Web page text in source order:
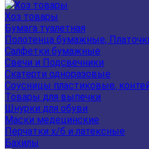
Хоз товары
Бумага туалетная
Полотенца бумажные,
Салфетки бумажные
Свечи и Подсвечники
Скатерти одноразовые
Соусницы пластиковые,
Товары для выпечки
Шнурки для обуви
Маски медецинские
Перчатки х/б и латексные
Бахилы